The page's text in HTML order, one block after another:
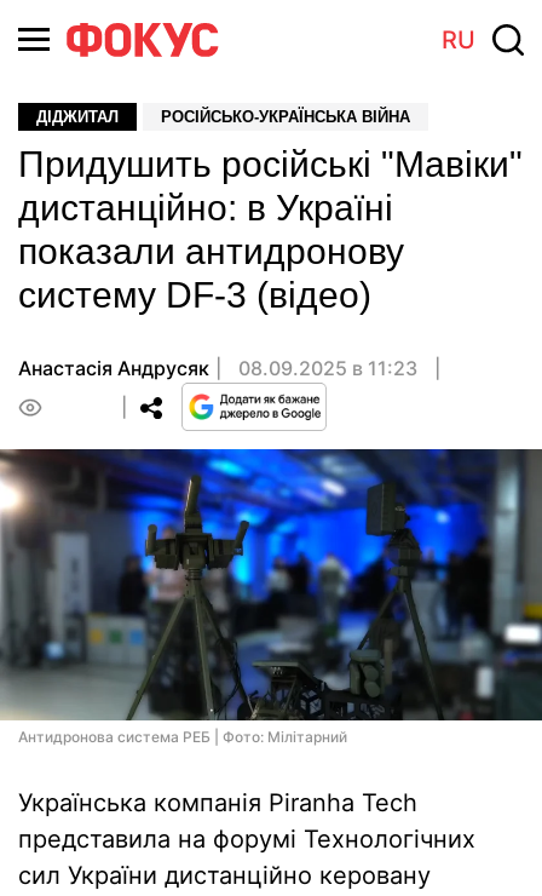
RU
ДІДЖИТАЛ РОСІЙСЬКО-УКРАЇНСЬКА ВІЙНА
Придушить російські "Мавіки"
дистанційно: в Україні
показали антидронову
систему DF-3 (відео)
Анастасiя Андрусяк
08.09.2025 в 11:23
Антидронова система РЕБ | Фото: Мілітарний
Українська компанія Piranha Tech
представила на форумі Технологічних
сил України дистанційно керовану